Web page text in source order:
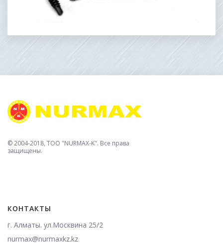
© 2004-2018, TOO "NURMAX-K". Все права
защищены.
КОНТАКТЫ
г. Алматы. ул.Москвина 25/2
nurmax@nurmaxkz.kz